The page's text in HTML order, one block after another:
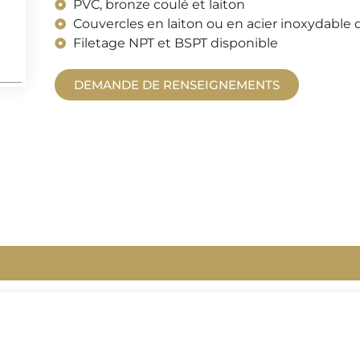
PVC, bronze coulé et laiton
Couvercles en laiton ou en acier inoxydable
Filetage NPT et BSPT disponible
DEMANDE DE RENSEIGNEMENTS